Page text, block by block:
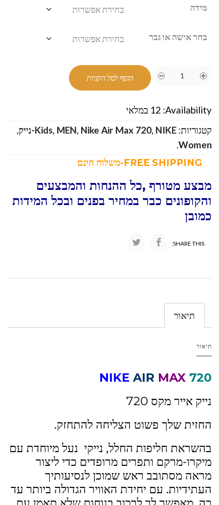
מידה
בחר אישה או גבר
הוסף לסל הקניות
Availability: 12 במלאי
קטגוריות:
Kids, MEN, Nike Air Max 720, NIKE-נייק
,
Women
.
מבצע מטורף ,כל ההנחות והמבצעים
והקופונים כבר במחיר בפנים ובכל המידות
כמובן
SHARE THIS:
תיאור
תיאור
NIKE AIR MAX 720
נייק אייר מקס 720
החזית שלך פשוט הצליחה להתחזק.
בהשראת חליפות החלל, נייקי נעל מיוחדת עם
מיקרו-מרקם ותפרים מרופדים כדי ליצור
מראה מסתובב ראש שמוכן לנסיעותיך
העתידיות. עם יחידת האוויר הגדולה ביותר עד